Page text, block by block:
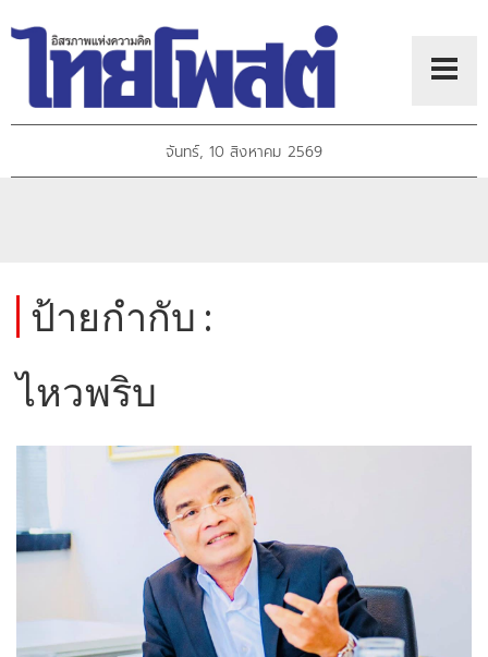
จันทร์, 10 สิงหาคม 2569
ป้ายกำกับ :
ไหวพริบ